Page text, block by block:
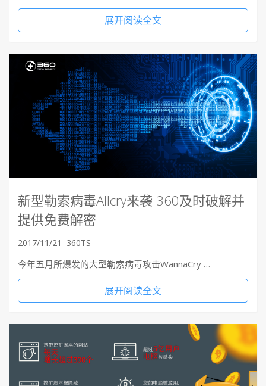
展开阅读全文
新型勒索病毒Allcry来袭 360及时破解并
提供免费解密
2017/11/21 360TS
今年五月所爆发的大型勒索病毒攻击WannaCry …
展开阅读全文